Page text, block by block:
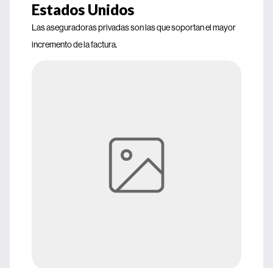
Estados Unidos
Las aseguradoras privadas son las que soportan el mayor
incremento de la factura.